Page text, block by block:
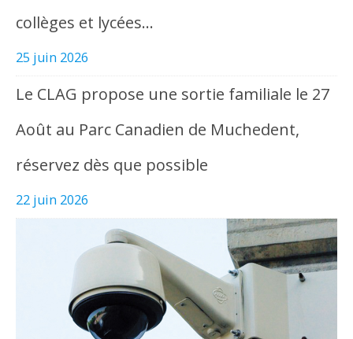
collèges et lycées…
25 juin 2026
Le CLAG propose une sortie familiale le 27
Août au Parc Canadien de Muchedent,
réservez dès que possible
22 juin 2026